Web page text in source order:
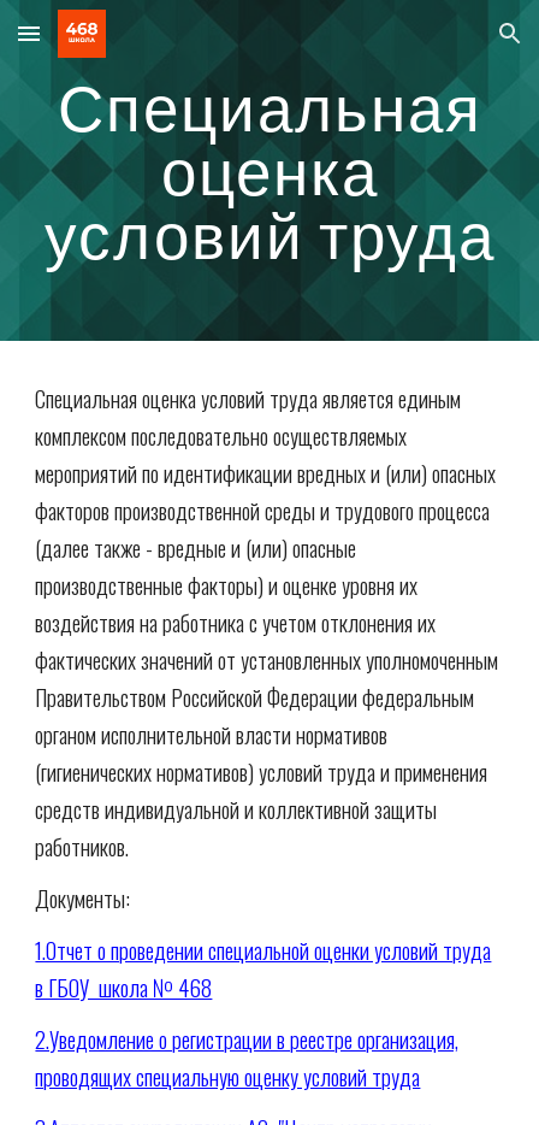
Skip to main content Skip to navigation
Специальная
оценка
условий труда
Специальная оценка условий труда является единым
комплексом последовательно осуществляемых
мероприятий по идентификации вредных и (или) опасных
факторов производственной среды и трудового процесса
(далее также - вредные и (или) опасные
производственные факторы) и оценке уровня их
воздействия на работника с учетом отклонения их
фактических значений от установленных уполномоченным
Правительством Российской Федерации федеральным
органом исполнительной власти нормативов
(гигиенических нормативов) условий труда и применения
средств индивидуальной и коллективной защиты
работников.
Документы:
1.Отчет о проведении специальной оценки условий труда
в ГБОУ школа № 468
2.Уведомление о регистрации в реестре организация,
проводящих специальную оценку условий труда